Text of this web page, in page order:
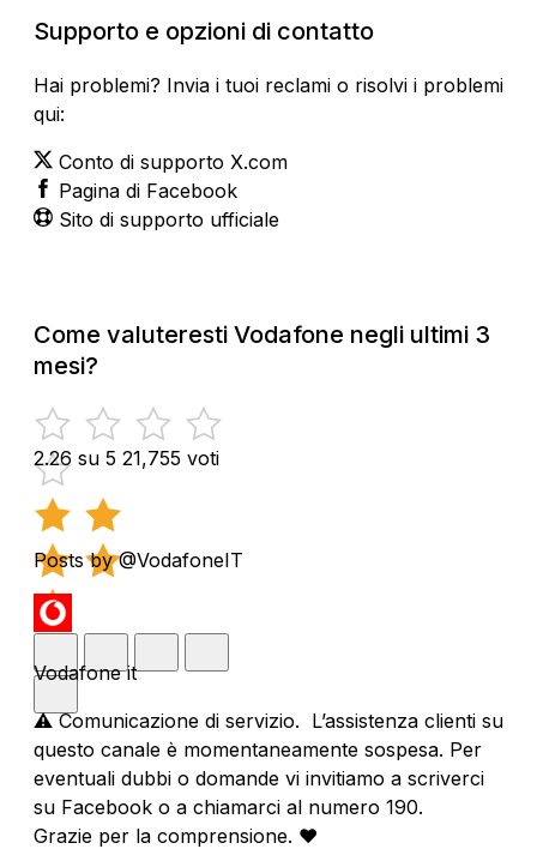
Supporto e opzioni di contatto
Hai problemi? Invia i tuoi reclami o risolvi i problemi
qui:
Conto di supporto X.com
Pagina di Facebook
Sito di supporto ufficiale
Come valuteresti Vodafone negli ultimi 3
mesi?
2.26 su 5 21,755 voti
Posts by @VodafoneIT
Vodafone it
⚠️ Comunicazione di servizio. L’assistenza clienti su
questo canale è momentaneamente sospesa. Per
eventuali dubbi o domande vi invitiamo a scriverci
su Facebook o a chiamarci al numero 190.
Grazie per la comprensione. ❤️